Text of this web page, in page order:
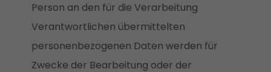
Person an den für die Verarbeitung
Verantwortlichen übermittelten
personenbezogenen Daten werden für
Zwecke der Bearbeitung oder der